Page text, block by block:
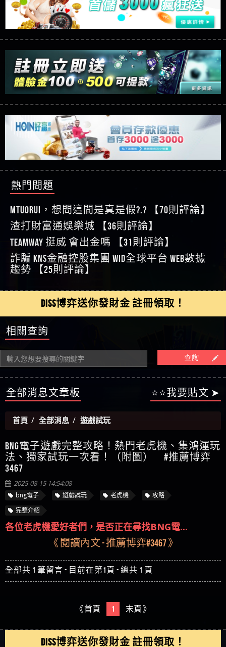
回被騙資金
本文教你如何拿回被騙資金
騙嗎 KS.M多元化行銷是不是詐騙 KS.M多元化行銷是
真的嗎 被KS.M多元化行銷詐騙的錢怎麼辦 本文教
你如何拿回被騙資金
家 Family & Love如何詐騙 野原家 Family & Love是不是詐
騙 野原家 Family & Love是真的嗎 野原家 Family & Love是
詐騙嗎 165多次通報野原家 Family & Love是詐騙平台
【其他問題】元盈橋詐騙持續收割國人中【免費
討回資金賴zg369】元盈橋是詐騙嗎 元盈橋是不是
詐騙 元盈橋是真的嗎 被元盈橋詐騙的錢怎麼辦
【其他問題】被騙追回賴【zg369】M.L.Edge利用新
型詐騙手法欺詐群眾 M.L.Edge是真的嗎 M.L.Edge是不
金 被M.L.Edge詐騙的錢一招拿回
【其他問題】 Robinhood詐騙持續收割國人中【免
不是詐騙 Robinhood是真的嗎 被Robinhood詐騙的錢怎
麼辦 本文教你如何拿回被騙資金
資金賴zg369】FLTO是詐騙嗎 FLTO是不是詐騙 FLTO是
真的嗎 被FLTO詐騙的錢怎麼辦 本文教你如何拿回
被騙資金
【其他問題】 遇詐騙求救賴【zg369】八旬老翁被
ALYWS詐騙家破人亡 ALYWS是真的嗎 ALYWS是不是詐騙
ALYWS是詐騙嗎 （ALYWS）無法出金 請小心群組暗椿
【其他問題】 一招教你揭秘新型詐騙手法 （受害
者免費援助賴zg369）當當詐騙 當當是不是詐騙 當
當是真的嗎 當當是詐騙嗎 六旬老婦深信當當高獲
利回報被騙的家破人亡
【其他問題】用理性數據指路，開啟你的高回報
娛樂之旅
【其他問題】【老玩家不藏私】2025 線上老虎機
這樣挑！RTP、波動率和平台安全的全攻略！
【推薦博弈】這款《ATG 武俠》老虎機真的猛！玩
過才知道什麼叫超過3萬種中獎方式！
【推薦博弈】BNG電子遊戲完整攻略！熱門老虎
機、集鴻運玩法、獨家試玩一次看！
【其他問題】【2025】ATG試玩必看！戰神賽特
51,000倍數玩法攻略，輕鬆稱霸老虎機！
【其他問題】「拆解力智投資詐騙套路緊急追討
賴zg369」力智投資是不是詐騙 力智投資是真的嗎
力智投資是詐騙嗎 南部老翁還在癡迷力智投資高
回報獲利 請不要在匯款
【其他問題】 【遇天盛商行詐騙追回資金賴
zg369】天盛商行詐騙 天盛商行是不是詐騙 天盛商
行是真的嗎 天盛商行是詐騙嗎 被天盛商行詐騙一
招教你拿回
【其他問題】 受害者援助賴【zg369】退休老翁被
大戶e點靈詐騙痛不欲生 大戶e點靈是真的嗎 大戶e
點靈是不是詐騙 大戶e點靈是詐騙嗎 大戶e點靈無
法出金 （大戶e點靈）教你如何規避詐騙陷阱
【其他問題】 弘記投資詐騙持續收割國人中【免
費討回資金賴zg369】弘記投資是詐騙嗎 弘記投資
是不是詐騙 弘記投資是真的嗎 被弘記投資詐騙的
錢怎麼辦 本文教你如何拿回被騙資金
【其他問題】 被騙追回賴【zg369】KnTop利用新型
詐騙手法欺詐群眾 KnTop是真的嗎 KnTop是不是詐騙
KnTop是詐騙嗎 【KnTop】KnTop無法出金 被KnTop詐騙
的錢一招拿回
【其他問題】機台運算專案詐騙持續收割國人中
【免費討回資金賴zg369】機台運算專案是詐騙嗎
機台運算專案是不是詐騙 機台運算專案是真的嗎
被機台運算專案詐騙的錢怎麼辦 本文教你如何拿
回被騙資金
【其他問題】 Hoyabit詐騙持續收割國人中【免費
討回資金賴zg369】Hoyabit是詐騙嗎 Hoyabit是不是詐
騙 Hoyabit是真的嗎 被HoyabitHoyabit詐騙的錢怎麼辦
本文教你如何拿回被騙資金
【其他問題】KS.M多元化行銷詐騙持續收割國人
中【免費討回資金賴zg369】KS.M多元化行銷是詐
騙嗎 KS.M多元化行銷是不是詐騙 KS.M多元化行銷是
真的嗎 被KS.M多元化行銷詐騙的錢怎麼辦 本文教
【其他問題】免費追回賴「zg369」深度解析野原
家 Family & Love如何詐騙 野原家 Family & Love是不是詐
騙 野原家 Family & Love是真的嗎 野原家 Family & Love是
【其他問題】元盈橋詐騙持續收割國人中【免費
討回資金賴zg369】元盈橋是詐騙嗎 元盈橋是不是
本文教你如何拿回被騙資金
【其他問題】被騙追回賴【zg369】M.L.Edge利用新
是詐騙 M.L.Edge是詐騙嗎 【M.L.Edge】M.L.Edge無法出
金 被M.L.Edge詐騙的錢一招拿回
費討回資金賴zg369】Robinhood是詐騙嗎 Robinhood是
不是詐騙 Robinhood是真的嗎 被Robinhood詐騙的錢怎
麼辦 本文教你如何拿回被騙資金
【其他問題】FLTO詐騙持續收割國人中【免費討回
資金賴zg369】FLTO是詐騙嗎 FLTO是不是詐騙 FLTO是
真的嗎 被FLTO詐騙的錢怎麼辦 本文教你如何拿回
被騙資金
【其他問題】 遇詐騙求救賴【zg369】八旬老翁被
ALYWS詐騙家破人亡 ALYWS是真的嗎 ALYWS是不是詐騙
ALYWS是詐騙嗎 （ALYWS）無法出金 請小心群組暗椿
【其他問題】 一招教你揭秘新型詐騙手法 （受害
者免費援助賴zg369）當當詐騙 當當是不是詐騙 當
當是真的嗎 當當是詐騙嗎 六旬老婦深信當當高獲
利回報被騙的家破人亡
【陳靜茹】推薦小畢，我也是小畢的會員～～
【黃家羭】推推
【AVA娛樂城】還會自己做假對話來毀謗欸哈哈哈
好厲
【陳順堪】黑網不出金
【黃伊珊】不推薦爛公司
【陳順堪】星匯娛樂城出金幾次後贏錢就不給出
金
【陳順堪】黑網出金幾次後贏了就不出金出
【玩運彩】
【asd】唬爛不出金黑網垃圾平台
【蘇俊曄】所以會出金嗎現在也是一樣的狀況
【侯依揚】廢物喔
【傑】推代理真的好相處
回答
【王亞廷】LINE:kK605638
【王亞廷】#免費手遊#錢龍皇ONLINE#http
【傑】真的
【蔡如軒】黑網一個呵呵
【Wei】讚
【沈樂慧】又是九州??爛死了黑網不要玩
【林伊依】爛死了拉贏錢直接鎖帳號可以去吃屎
【陳靜茹】推薦小畢，我也是小畢的會員～～
【AVA娛樂城】還會自己做假對話來毀謗欸哈哈哈
【陳順堪】黑網不出金
【黃伊珊】不推薦爛公司
【陳順堪】星匯娛樂城出金幾次後贏錢就不給出
金
【陳順堪】黑網出金幾次後贏了就不出金出
【玩運彩】
【asd】唬爛不出金黑網垃圾平台
【蘇俊曄】所以會出金嗎現在也是一樣的狀況
【侯依揚】廢物喔
MTUORUi，想問這間是真是假?.? 【70則評論】
渣打財富通娛樂城 【36則評論】
TEAMWAY 挺威 會出金嗎 【31則評論】
詐騙 kns金融控股集團 WID全球平台 WEB數據
DISS博弈送你發財金 註冊領取！
相關查詢
BNG電子遊戲完整攻略！熱門老虎機、集鴻運玩
法、獨家試玩一次看！（附圖） #推薦博弈
3467
2025-08-15 14:54:08
bng電子
完整介紹
各位老虎機愛好者們，是否正在尋找BNG電...
《 閱讀內文 - 推薦博弈#3467 》